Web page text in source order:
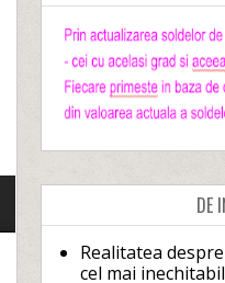
DE
Realitatea
cel mai